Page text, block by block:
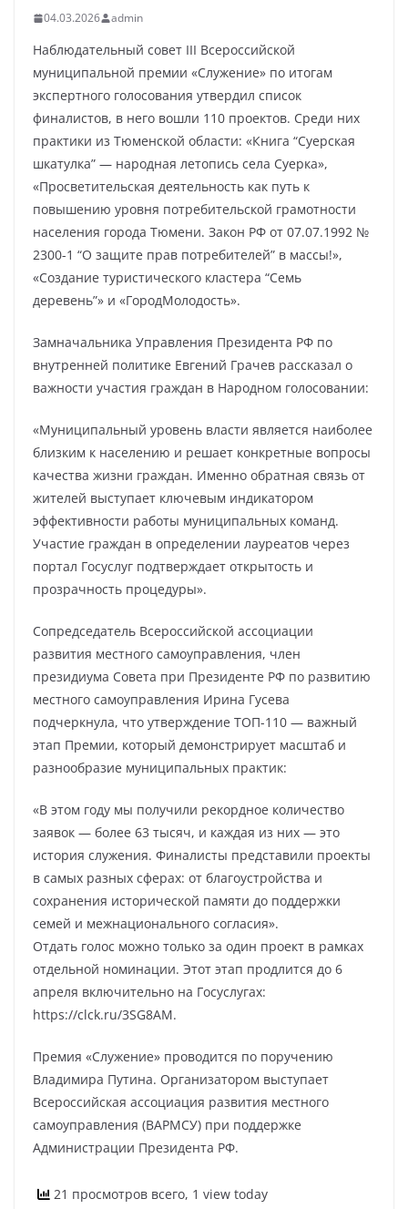
04.03.2026 admin
Наблюдательный совет III Всероссийской
муниципальной премии «Служение» по итогам
экспертного голосования утвердил список
финалистов, в него вошли 110 проектов. Среди них
практики из Тюменской области: «Книга “Суерская
шкатулка” — народная летопись села Суерка»,
«Просветительская деятельность как путь к
повышению уровня потребительской грамотности
населения города Тюмени. Закон РФ от 07.07.1992 №
2300-1 “О защите прав потребителей” в массы!»,
«Создание туристического кластера “Семь
деревень”» и «ГородМолодость».
Замначальника Управления Президента РФ по
внутренней политике Евгений Грачев рассказал о
важности участия граждан в Народном голосовании:
«Муниципальный уровень власти является наиболее
близким к населению и решает конкретные вопросы
качества жизни граждан. Именно обратная связь от
жителей выступает ключевым индикатором
эффективности работы муниципальных команд.
Участие граждан в определении лауреатов через
портал Госуслуг подтверждает открытость и
прозрачность процедуры».
Сопредседатель Всероссийской ассоциации
развития местного самоуправления, член
президиума Совета при Президенте РФ по развитию
местного самоуправления Ирина Гусева
подчеркнула, что утверждение ТОП-110 — важный
этап Премии, который демонстрирует масштаб и
разнообразие муниципальных практик:
«В этом году мы получили рекордное количество
заявок — более 63 тысяч, и каждая из них — это
история служения. Финалисты представили проекты
в самых разных сферах: от благоустройства и
сохранения исторической памяти до поддержки
семей и межнационального согласия».
Отдать голос можно только за один проект в рамках
отдельной номинации. Этот этап продлится до 6
апреля включительно на Госуслугах:
https://clck.ru/3SG8AM.
Премия «Служение» проводится по поручению
Владимира Путина. Организатором выступает
Всероссийская ассоциация развития местного
самоуправления (ВАРМСУ) при поддержке
Администрации Президента РФ.
21 просмотров всего, 1 view today